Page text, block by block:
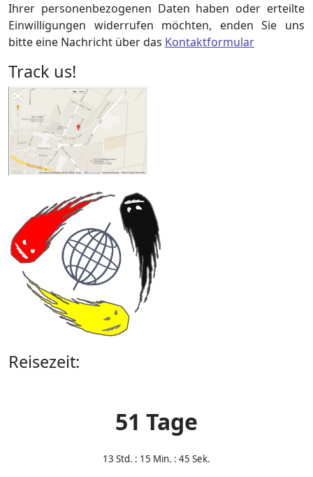
Ihrer personenbezogenen Daten haben oder erteilte
Einwilligungen widerrufen möchten, enden Sie uns
bitte eine Nachricht über das Kontaktformular
Track us!
Reisezeit:
51 Tage
13 Std. : 15 Min. : 45 Sek.